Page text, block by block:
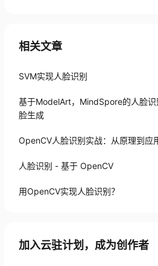
相关文章
SVM实现人脸识别
基于ModelArt，MindSpore的人脸识
脸生成
OpenCV人脸识别实战：从原理到应
人脸识别 - 基于 OpenCV
用OpenCV实现人脸识别？
加入云驻计划，成为创作者